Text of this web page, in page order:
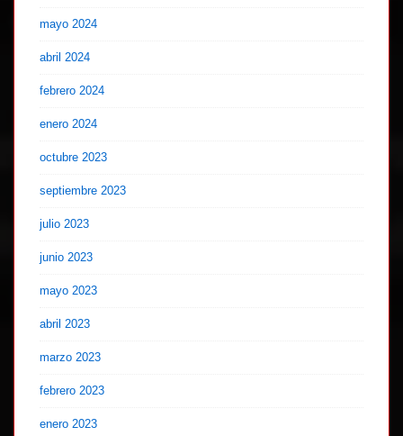
mayo 2024
abril 2024
febrero 2024
enero 2024
octubre 2023
septiembre 2023
julio 2023
junio 2023
mayo 2023
abril 2023
marzo 2023
febrero 2023
enero 2023